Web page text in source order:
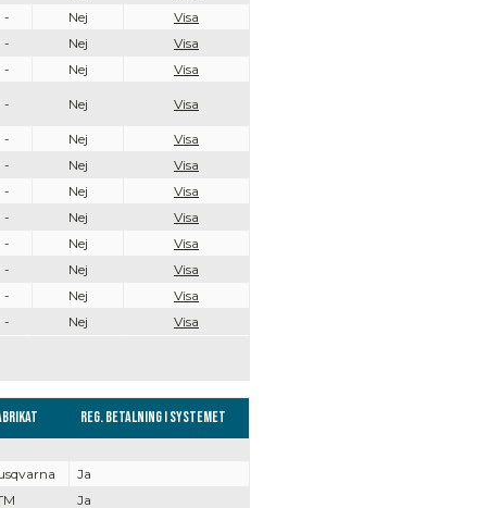
- Nej
Visa
- Nej
Visa
- Nej
Visa
- Nej Visa
- Nej
Visa
- Nej
Visa
- Nej
Visa
- Nej
Visa
- Nej
Visa
- Nej
Visa
- Nej
Visa
- Nej Visa
Reg. Betalning i systemet
Ja
Ja